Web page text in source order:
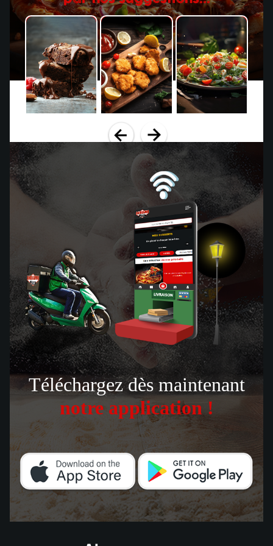
Téléchargez dès maintenant
notre application !